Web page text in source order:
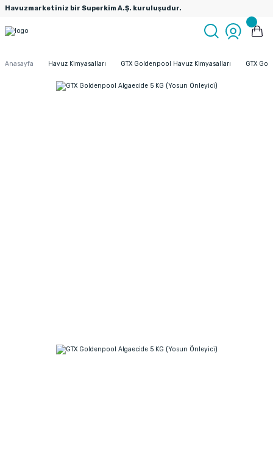
Havuzmarketiniz bir Superkim A.Ş. kuruluşudur.
Anasayfa Havuz Kimyasalları GTX Goldenpool Havuz Kimyasalları GTX